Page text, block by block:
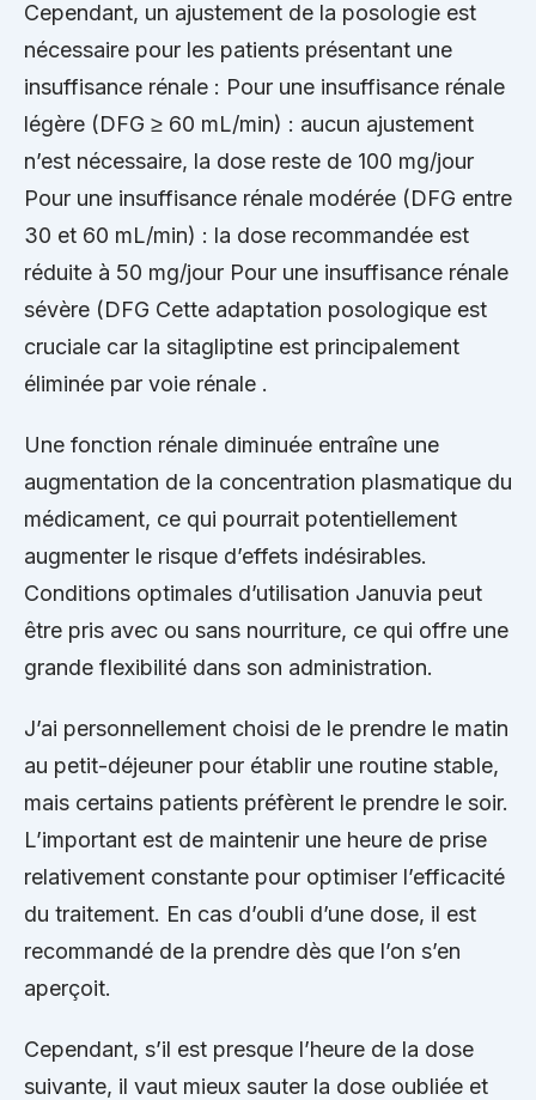
Cependant, un ajustement de la posologie est
nécessaire pour les patients présentant une
insuffisance rénale : Pour une insuffisance rénale
légère (DFG ≥ 60 mL/min) : aucun ajustement
n’est nécessaire, la dose reste de 100 mg/jour
Pour une insuffisance rénale modérée (DFG entre
30 et 60 mL/min) : la dose recommandée est
réduite à 50 mg/jour Pour une insuffisance rénale
sévère (DFG Cette adaptation posologique est
cruciale car la sitagliptine est principalement
éliminée par voie rénale .
Une fonction rénale diminuée entraîne une
augmentation de la concentration plasmatique du
médicament, ce qui pourrait potentiellement
augmenter le risque d’effets indésirables.
Conditions optimales d’utilisation Januvia peut
être pris avec ou sans nourriture, ce qui offre une
grande flexibilité dans son administration.
J’ai personnellement choisi de le prendre le matin
au petit-déjeuner pour établir une routine stable,
mais certains patients préfèrent le prendre le soir.
L’important est de maintenir une heure de prise
relativement constante pour optimiser l’efficacité
du traitement. En cas d’oubli d’une dose, il est
recommandé de la prendre dès que l’on s’en
aperçoit.
Cependant, s’il est presque l’heure de la dose
suivante, il vaut mieux sauter la dose oubliée et